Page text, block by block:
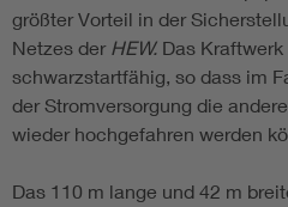
größter Vorteil in der
Netzes der HEW. Das
schwarzstartfähig, so dass im
der Stromversorgung die
wieder hochgefahren werden
Das 110 m lange und 42 m